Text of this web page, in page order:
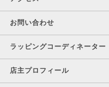
お問い合わせ
ラッピングコーディネー
店主プロフィール